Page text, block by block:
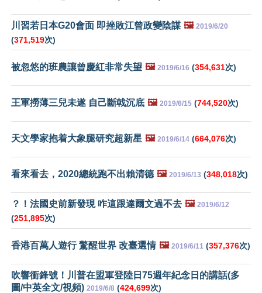
川習若日本G20會面 即挫敗江曾政變陰謀 🖼️ 2019/6/20
(371,519次)
被忽悠的班農讓曾慶紅非常失望 🖼️ 2019/6/16 (354,631次)
王軍撈薄三兒未遂 自己斷戟沉底 🖼️ 2019/6/15 (744,520次)
天文學家抱着大象腿研究超新星 🖼️ 2019/6/14 (664,076次)
看來看去，2020總統跑不出賴清德 🖼️ 2019/6/13 (348,018次)
？！法國史前新發現 咋這跟達爾文過不去 🖼️ 2019/6/12
(251,895次)
香港百萬人遊行 驚醒世界 改臺選情 🖼️ 2019/6/11 (357,376次)
吹響衝鋒號！川普在盟軍登陸日75週年紀念日的講話(多
圖/中英全文/視頻) 2019/6/8 (424,699次)